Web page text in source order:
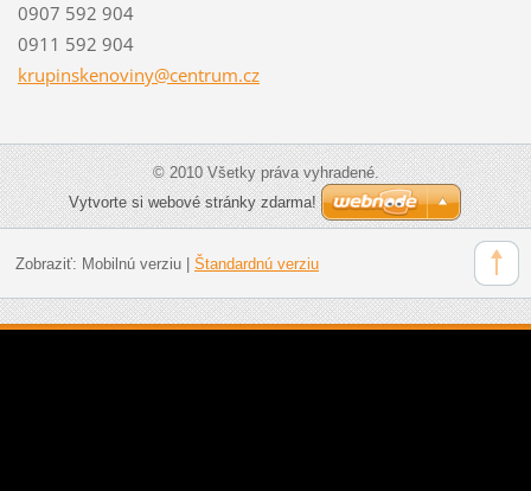
0907 592 904
0911 592 904
krupinskenoviny@centrum.cz
© 2010 Všetky práva vyhradené.
Vytvorte si webové stránky zdarma!
Zobraziť: Mobilnú verziu| Štandardnú verziu